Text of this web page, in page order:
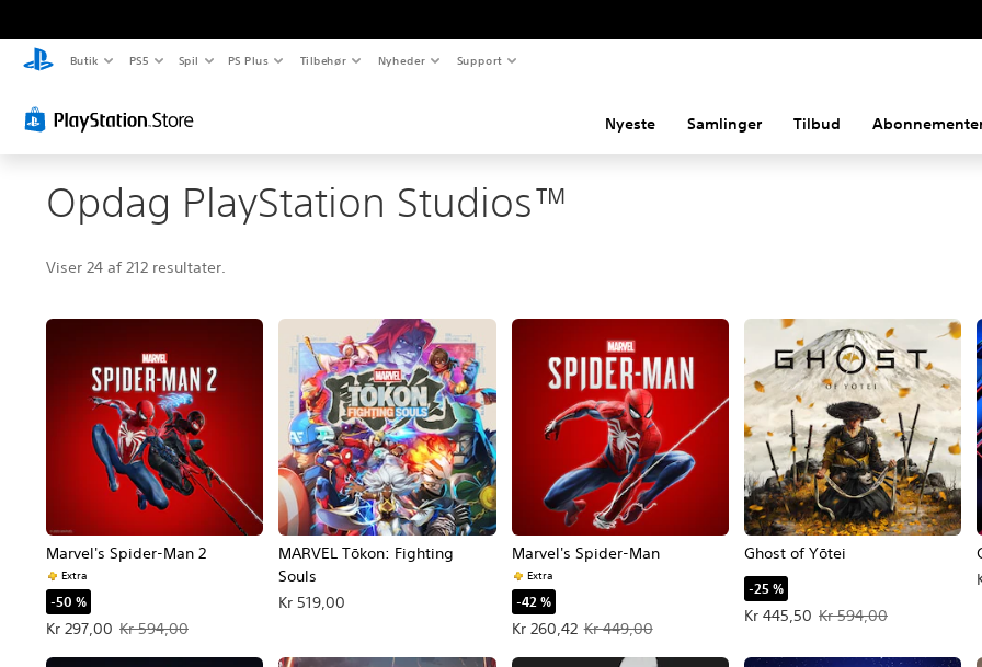
Butik PS5 Spil PS Plus Tilbehør Nyheder Support
Nyeste Samlinger Tilbud
Opdag PlayStation Studios™
Viser 24 af 212 resultater.
Marvel's Spider-Man 2
Extra
-50 %
Kr 297,00
Tilbudspris Kr 297,00. Oprindelig pris Kr 594,00.
Kr 594,00
MARVEL Tōkon: Fighting
Souls
Kr 519,00
Marvel's Spider-Man
Extra
-42 %
Kr 260,42
Tilbudspris Kr 260,42. Oprindelig pris Kr 449,00.
Kr 449,00
Ghost of Yōtei
-25 %
Kr 445,50
Tilbudspris Kr 445,50. Oprindelig
Kr 594,00